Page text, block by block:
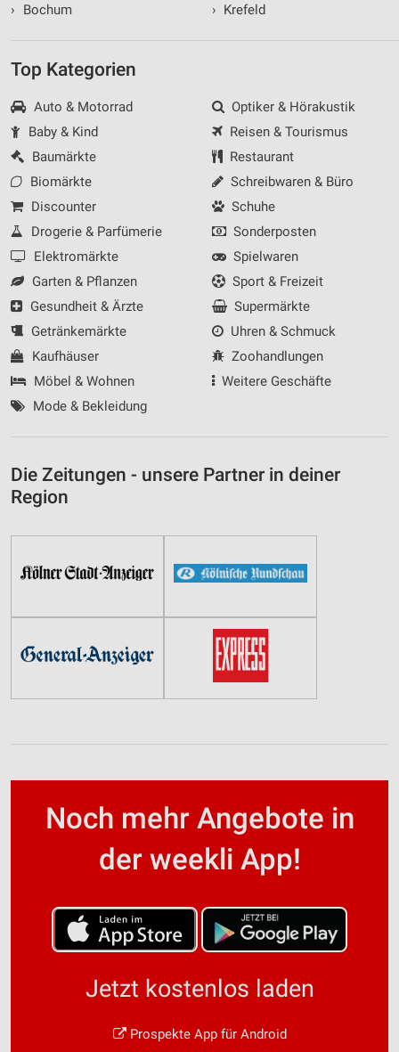
›
Bochum
› Krefeld
Top Kategorien
Auto & Motorrad
Baby & Kind
Baumärkte
Biomärkte
Discounter
Drogerie & Parfümerie
Elektromärkte
Garten & Pflanzen
Gesundheit & Ärzte
Getränkemärkte
Kaufhäuser
Möbel & Wohnen
Mode & Bekleidung
Optiker & Hörakustik
Reisen & Tourismus
Restaurant
Schreibwaren & Büro
Schuhe
Sonderposten
Spielwaren
Sport & Freizeit
Supermärkte
Uhren & Schmuck
Zoohandlungen
Weitere Geschäfte
Die Zeitungen - unsere Partner in deiner
Region
Noch mehr Angebote in
der weekli App!
Jetzt kostenlos laden
Prospekte App für Android